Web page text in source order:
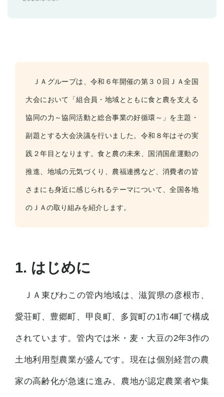
ＪＡグループは、令和６年開催の第３０回ＪＡ全国
大会において「組合員・地域とともに食と農を支える
協同の力～協同活動と総合事業の好循環～」を主題・
副題とする大会決議を行いました。令和８年はその実
践２年目となります。食と農の未来、国消国産運動の
推進、地域の元気づくり、農福連携など、消費者の皆
さまにも身近に感じられるテーマについて、全国各地
のＪＡの取り組みを紹介します。
1. はじめに
ＪＡ東びわこの管内地域は、滋賀県の彦根市、
愛荘町、豊郷町、甲良町、多賀町の1市4町で構成
されています。管内では米・麦・大豆の2年3作の
土地利用型農業が盛んです。現在は個別経営の農
家の高齢化が急速に進み、農地が認定農業者や集